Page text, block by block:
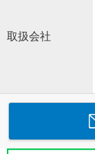
取扱会社